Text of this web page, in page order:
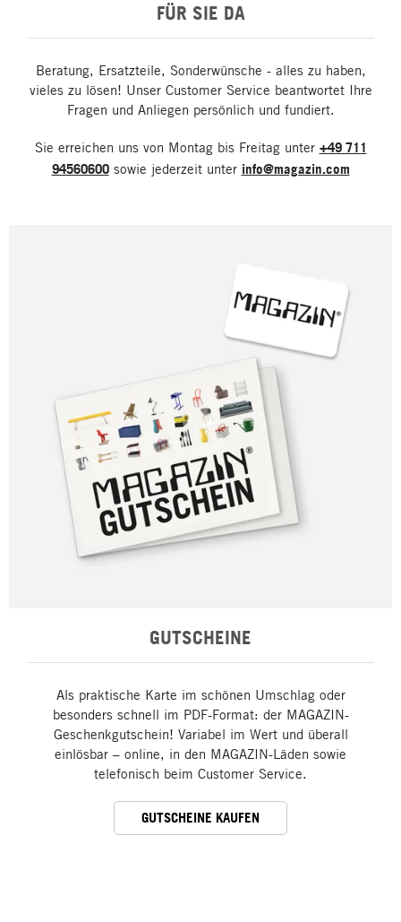
FÜR SIE DA
Beratung, Ersatzteile, Sonderwünsche - alles zu haben,
vieles zu lösen! Unser Customer Service beantwortet Ihre
Fragen und Anliegen persönlich und fundiert.
Sie erreichen uns von Montag bis Freitag unter +49 711
94560600sowie jederzeit unter info@magazin.com
GUTSCHEINE
Als praktische Karte im schönen Umschlag oder
besonders schnell im PDF-Format: der MAGAZIN-
Geschenkgutschein! Variabel im Wert und überall
einlösbar – online, in den MAGAZIN-Läden sowie
telefonisch beim Customer Service.
GUTSCHEINE KAUFEN